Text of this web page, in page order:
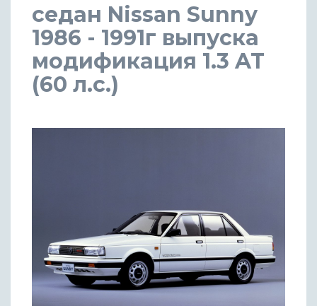
седан Nissan Sunny
1986 - 1991г выпуска
модификация 1.3 AT
(60 л.с.)